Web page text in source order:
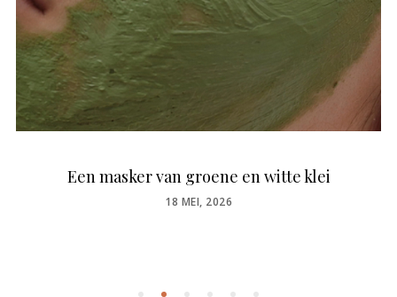
Een masker van groene en witte klei
POSTED
18 MEI, 2026